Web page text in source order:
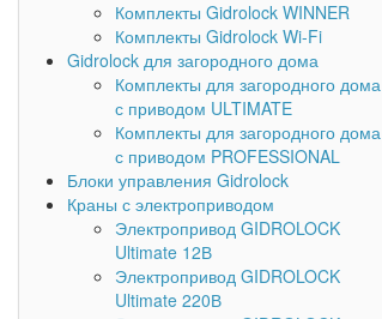
Комплекты Gidrolock WINNER
Комплекты Gidrolock Wi-Fi
Gidrolock для загородного дома
Комплекты для загородного дома
с приводом ULTIMATE
Комплекты для загородного дома
с приводом PROFESSIONAL
Блоки управления Gidrolock
Краны с электроприводом
Электропривод GIDROLOCK
Ultimate 12В
Электропривод GIDROLOCK
Ultimate 220В